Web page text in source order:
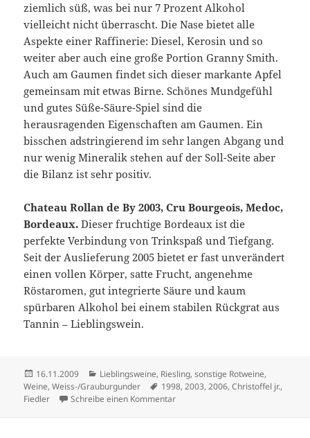
ziemlich süß, was bei nur 7 Prozent Alkohol
vielleicht nicht überrascht. Die Nase bietet alle
Aspekte einer Raffinerie: Diesel, Kerosin und so
weiter aber auch eine große Portion Granny Smith.
Auch am Gaumen findet sich dieser markante Apfel
gemeinsam mit etwas Birne. Schönes Mundgefühl
und gutes Süße-Säure-Spiel sind die
herausragenden Eigenschaften am Gaumen. Ein
bisschen adstringierend im sehr langen Abgang und
nur wenig Mineralik stehen auf der Soll-Seite aber
die Bilanz ist sehr positiv.
Chateau Rollan de By 2003, Cru Bourgeois, Medoc,
Bordeaux. Dieser fruchtige Bordeaux ist die
perfekte Verbindung von Trinkspaß und Tiefgang.
Seit der Auslieferung 2005 bietet er fast unverändert
einen vollen Körper, satte Frucht, angenehme
Röstaromen, gut integrierte Säure und kaum
spürbaren Alkohol bei einem stabilen Rückgrat aus
Tannin – Lieblingswein.
Veröffentlicht
am
16.11.2009 Kategorien
Lieblingsweine, Riesling,sonstige Rotweine,
Weine,Weiss-/Grauburgunder Schlagwörter
1998,2003,2006,Christoffel jr.,
Fiedler
Schreibe einen Kommentarzu Füllwein (7)